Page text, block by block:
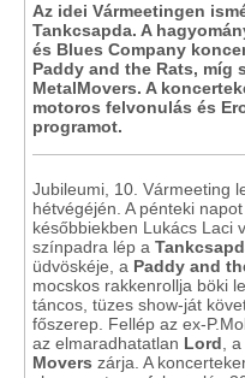
Az idei Vármeetingen
Tankcsapda. A
és Blues Company
Paddy and the Rats, míg
MetalMovers. A
motoros felvonulás és
programot.
Jubileumi, 10. Vármeeting
hétvégéjén. A pénteki napot
későbbiekben Lukács Laci
színpadra lép a
üdvöskéje, a Paddy and
mocskos rakkenrollja böki
táncos, tüzes show-ját
főszerep. Fellép az ex-
az elmaradhatatlan Lord ,
Movers zárja. A